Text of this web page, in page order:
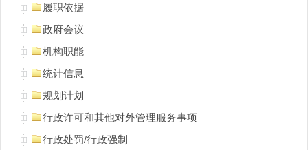
履职依据
政府会议
机构职能
统计信息
规划计划
行政许可和其他对外管理服务事项
行政处罚/行政强制